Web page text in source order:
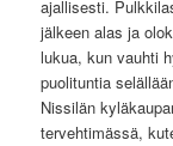
ajallisesti.
jälkeen alas ja
lukua, kun vauhti
puolituntia
Nissilän
tervehtimässä,